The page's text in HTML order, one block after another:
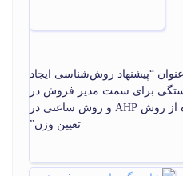
و همکاران (2019) با عنوان “پیشنهاد روش‌شناسی ایجاد
برای سمت مدیر فروش در
یک سازمان صنعتی با استفاده از روش AHP و روش ساعتی در
تعیین وزن”